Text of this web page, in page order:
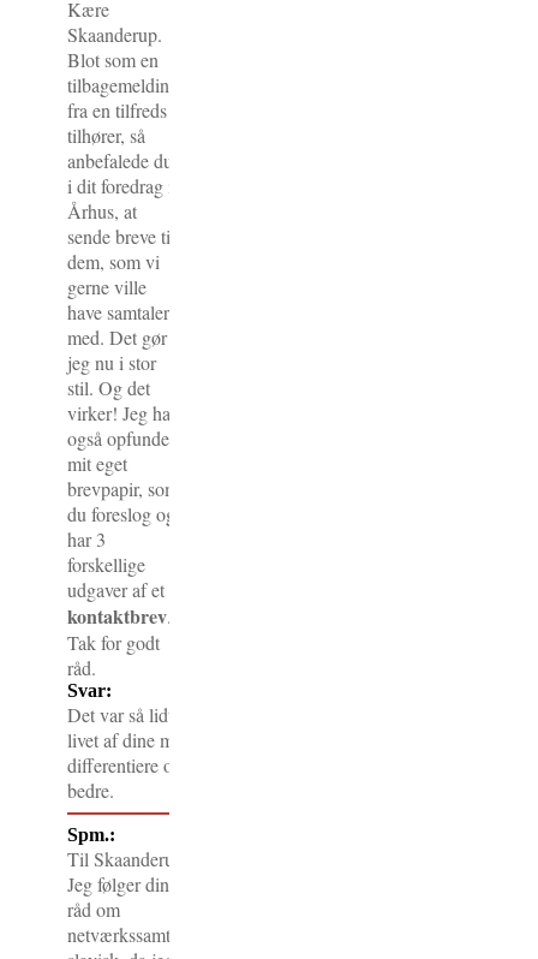
Kære
Skaanderup.
Blot som en
tilbagemelding
fra en tilfreds
tilhører, så
anbefalede du
i dit foredrag i
Århus, at
sende breve til
dem, som vi
gerne ville
have samtaler
med. Det gør
jeg nu i stor
stil. Og det
virker! Jeg har
også opfundet
mit eget
brevpapir, som
du foreslog og
har 3
forskellige
udgaver af et
kontaktbrev.
Tak for godt
råd.
Svar:
Det var så lidt! Glæder mig, at du har fundet en god måde at
livet af dine mulige netværkssamtalepartnere på. Og så kan
differentiere og kombinere det med at ringe og maile, når det
bedre.
Spm.:
Til Skaanderup.
Jeg følger dine
råd om
netværkssamtaler